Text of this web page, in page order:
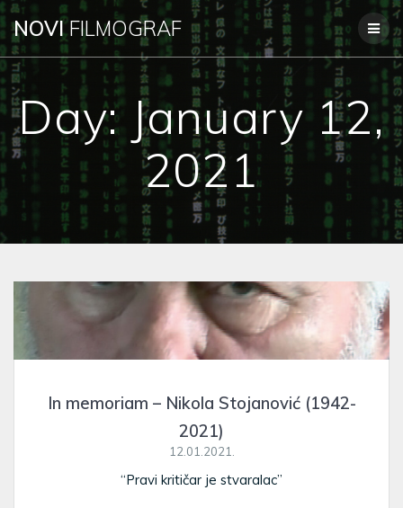
Skip
to
content
NOVIFILMOGRAF
Day: January 12,
2021
In memoriam – Nikola Stojanović (1942-
2021)
12.01.2021.
“Pravi kritičar je stvaralac”